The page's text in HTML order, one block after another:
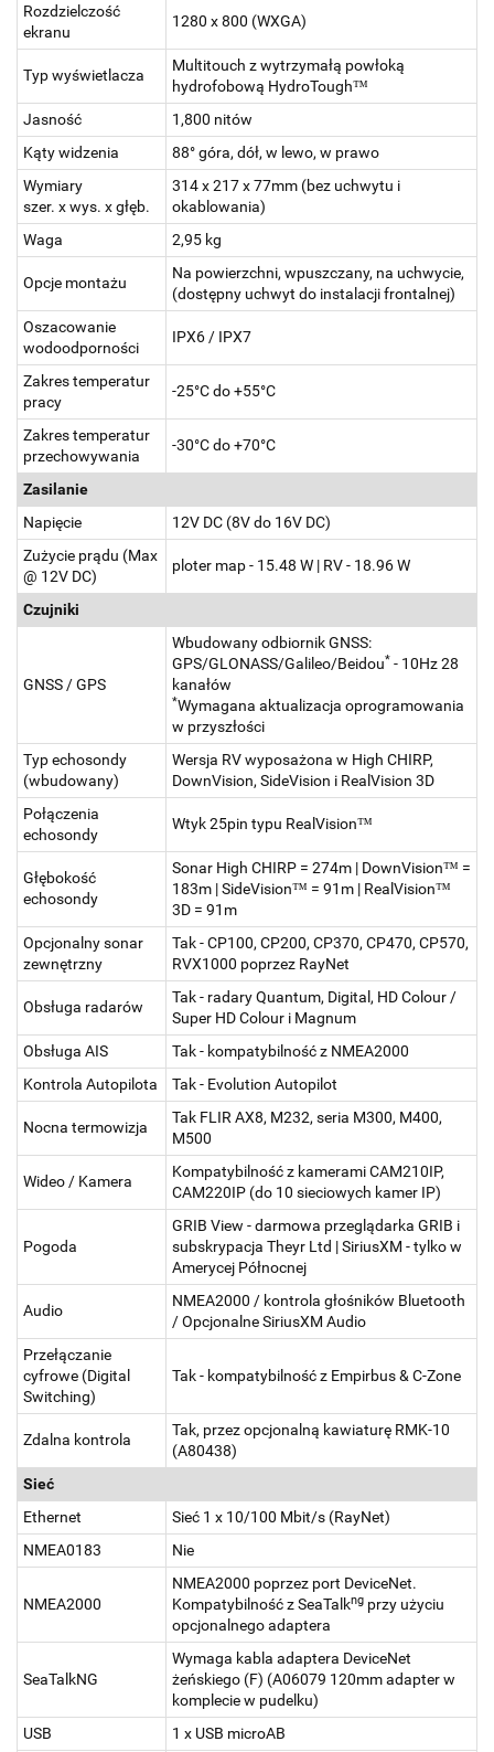
Rozdzielczość
ekranu
1280 x 800 (WXGA)
Typ wyświetlacza
Multitouch z wytrzymałą powłoką
hydrofobową HydroTough™
Jasność
1,800 nitów
Kąty widzenia
88° góra, dół, w lewo, w prawo
Wymiary
szer. x wys. x głęb.
314 x 217 x 77mm (bez uchwytu i
okablowania)
Waga
2,95 kg
Opcje montażu
Na powierzchni, wpuszczany, na uchwycie,
(dostępny uchwyt do instalacji frontalnej)
Oszacowanie
wodoodporności
IPX6 / IPX7
Zakres temperatur
pracy
-25°C do +55°C
Zakres temperatur
przechowywania
-30°C do +70°C
Zasilanie
Napięcie
12V DC (8V do 16V DC)
Zużycie prądu (Max
@ 12V DC)
ploter map - 15.48 W | RV - 18.96 W
Czujniki
GNSS / GPS
Wbudowany odbiornik GNSS:
GPS/GLONASS/Galileo/Beidou* - 10Hz 28
kanałów
*Wymagana aktualizacja oprogramowania
w przyszłości
Typ echosondy
(wbudowany)
Wersja RV wyposażona w High CHIRP,
DownVision, SideVision i RealVision 3D
Połączenia
echosondy
Wtyk 25pin typu RealVision™
Głębokość
echosondy
Sonar High CHIRP = 274m | DownVision™ =
183m | SideVision™ = 91m | RealVision™
3D = 91m
Opcjonalny sonar
zewnętrzny
Tak - CP100, CP200, CP370, CP470, CP570,
RVX1000 poprzez RayNet
Obsługa radarów
Tak - radary Quantum, Digital, HD Colour /
Super HD Colour i Magnum
Obsługa AIS
Tak - kompatybilność z NMEA2000
Kontrola Autopilota
Tak - Evolution Autopilot
Nocna termowizja
Tak FLIR AX8, M232, seria M300, M400,
M500
Wideo / Kamera
Kompatybilność z kamerami CAM210IP,
CAM220IP (do 10 sieciowych kamer IP)
Pogoda
GRIB View - darmowa przeglądarka GRIB i
subskrypacja Theyr Ltd | SiriusXM - tylko w
Amerycej Północnej
Audio
NMEA2000 / kontrola głośników Bluetooth
/ Opcjonalne SiriusXM Audio
Przełączanie
cyfrowe (Digital
Switching)
Tak - kompatybilność z Empirbus & C-Zone
Zdalna kontrola
Tak, przez opcjonalną kawiaturę RMK-10
(A80438)
Sieć
Ethernet
Sieć 1 x 10/100 Mbit/s (RayNet)
NMEA0183
Nie
NMEA2000
NMEA2000 poprzez port DeviceNet.
Kompatybilność z SeaTalkng przy użyciu
opcjonalnego adaptera
SeaTalkNG
Wymaga kabla adaptera DeviceNet
żeńskiego (F) (A06079 120mm adapter w
komplecie w pudelku)
USB
1 x USB microAB